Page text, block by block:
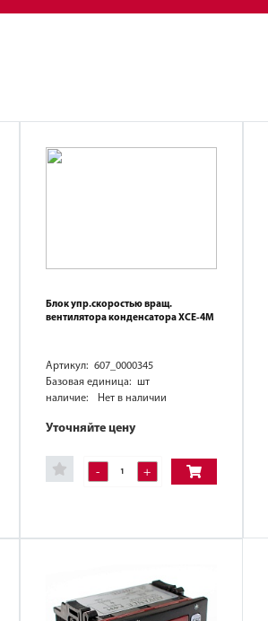
Блок упр.скоростью вращ.
вентилятора конденсатора XCE-4М
Артикул: 607_0000345
Базовая единица: шт
наличие:
Нет в наличии
Уточняйте цену
- +